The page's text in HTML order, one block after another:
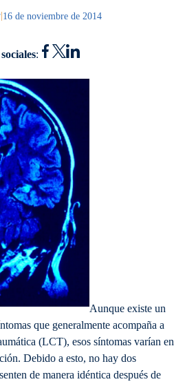
|16 de noviembre de 2014
:
Aunque existe un
que generalmente acompaña a
(LCT), esos síntomas varían en
Debido a esto, no hay dos
de manera idéntica después de